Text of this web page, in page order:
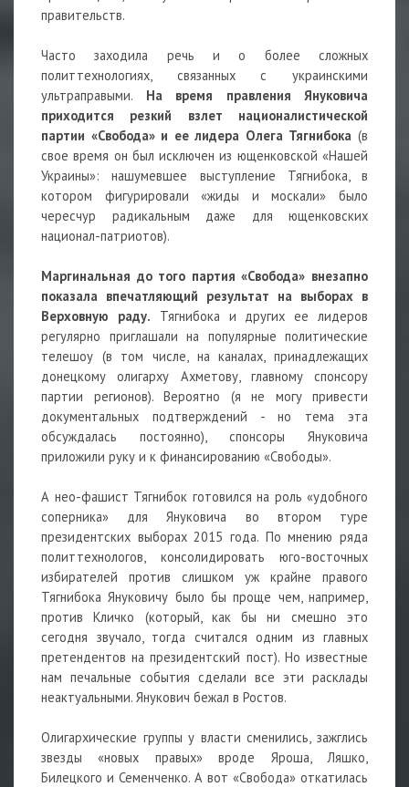
правительств.
Часто заходила речь и о более сложных
политтехнологиях, связанных с украинскими
ультраправыми. На время правления Януковича
приходится резкий взлет националистической
партии «Свобода» и ее лидера Олега Тягнибока (в
свое время он был исключен из ющенковской «Нашей
Украины»: нашумевшее выступление Тягнибока, в
котором фигурировали «жиды и москали» было
чересчур радикальным даже для ющенковских
национал-патриотов).
Маргинальная до того партия «Свобода» внезапно
показала впечатляющий результат на выборах в
Верховную раду. Тягнибока и других ее лидеров
регулярно приглашали на популярные политические
телешоу (в том числе, на каналах, принадлежащих
донецкому олигарху Ахметову, главному спонсору
партии регионов). Вероятно (я не могу привести
документальных подтверждений - но тема эта
обсуждалась постоянно), спонсоры Януковича
приложили руку и к финансированию «Свободы».
А нео-фашист Тягнибок готовился на роль «удобного
соперника» для Януковича во втором туре
президентских выборах 2015 года. По мнению ряда
политтехнологов, консолидировать юго-восточных
избирателей против слишком уж крайне правого
Тягнибока Януковичу было бы проще чем, например,
против Кличко (который, как бы ни смешно это
сегодня звучало, тогда считался одним из главных
претендентов на президентский пост). Но известные
нам печальные события сделали все эти расклады
неактуальными. Янукович бежал в Ростов.
Олигархические группы у власти сменились, зажглись
звезды «новых правых» вроде Яроша, Ляшко,
Билецкого и Семенченко. А вот «Свобода» откатилась